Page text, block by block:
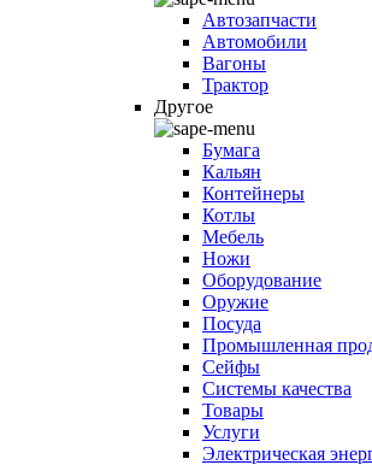
Автозапчасти
Автомобили
Вагоны
Трактор
Другое
Бумага
Кальян
Контейнеры
Котлы
Мебель
Ножи
Оборудование
Оружие
Посуда
Промышленная
Сейфы
Системы качества
Товары
Услуги
Электрическая